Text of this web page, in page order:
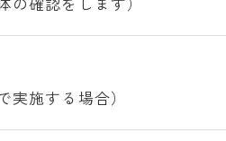
施する場合）